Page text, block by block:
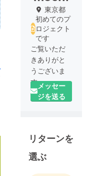
東京都
初めてのプ
ロジェクト
です
ご覧いただ
きありがと
うございま
す。
ずんだ と
申します。
メッセー
ジを送る
リターンを
選ぶ